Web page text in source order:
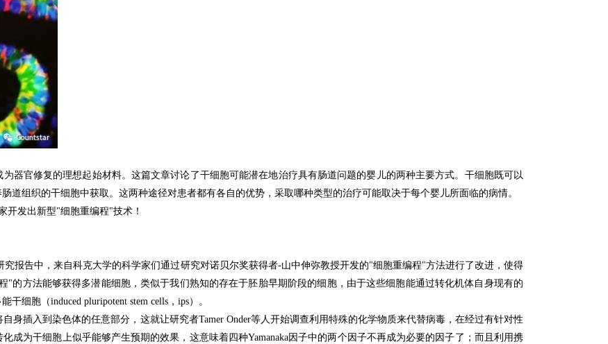
器官修复的理想起始材料。 这篇文章讨论了干细胞可能潜在地治疗具有肠道问题的婴儿的两种主要方式。 干细胞既可以
道组织的干细胞中获取。 这两种途径对患者都有各自的优势，采取哪种类型的治疗可能取决于每个婴儿所面临的病情。
开发出新型"细胞重编程"技术！
究报告中，来自科克大学的科学家们通过研究对诺贝尔奖获得者-山中伸弥教授开发的"细胞重编程"方法进行了改进，使得
"的方法能够获得多潜能细胞，类似于我们熟知的存在于胚胎早期阶段的细胞，由于这些细胞能通过转化机体自身现有的
细胞（induced pluripotent stem cells，ips）。
身插入到染色体的任意部分，这就让研究者Tamer Onder等人开始调查利用特殊的化学物质来代替病毒，在经过有针对性
成为干细胞上似乎能够产生预期的效果，这意味着四种Yamanaka因子中的两个因子不再成为必要的因子了； 而且利用携